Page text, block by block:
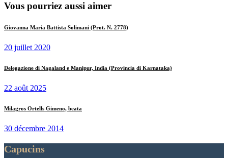
Vous pourriez aussi aimer
Giovanna Maria Battista Solimani (Prot. N. 2778)
20 juillet 2020
Delegazione di Nagaland e Manipur, India (Provincia di Karnataka)
22 août 2025
Milagros Ortells Gimeno, beata
30 décembre 2014
Capucins